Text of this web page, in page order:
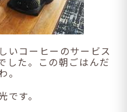
いコーヒーのサービス
した。この朝ごはんだ
。
す。